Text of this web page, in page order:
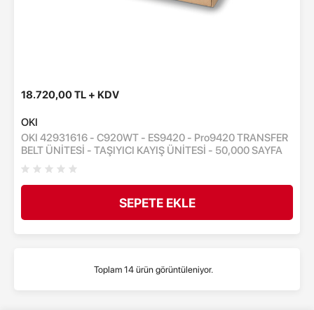
18.720,00 TL + KDV
OKI
OKI 42931616 - C920WT - ES9420 - Pro9420 TRANSFER
BELT ÜNİTESİ - TAŞIYICI KAYIŞ ÜNİTESİ - 50,000 SAYFA
SEPETE EKLE
Toplam 14 ürün görüntüleniyor.